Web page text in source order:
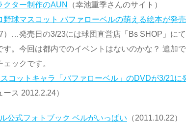
クター制作のAUN
（幸池重季さんのサイト）
球マスコット バファローベルの萌える絵本が発売
）…発売日の3/23には球団直営店「Bs SHOP」に
す。今回は都内でのイベントはないのかな？ 追加
ックです。
スコットキャラ「バファローベル」のDVDが3/21に
ス 2012.2.24）
公式フォトブック ベルがいっぱい （2011.10.22）